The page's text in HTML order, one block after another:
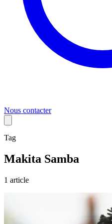
Nous contacter
Tag
Makita Samba
1 article